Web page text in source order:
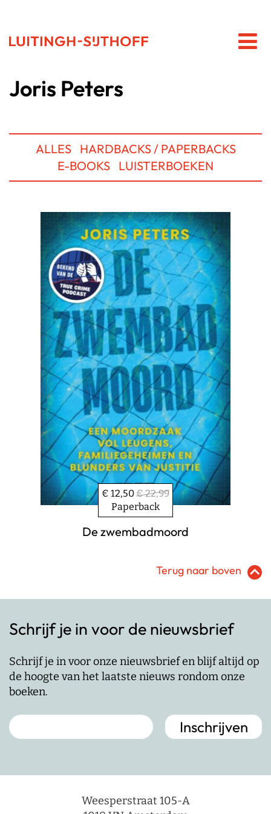
Joris Peters
ALLES
HARDBACKS / PAPERBACKS
E-BOOKS LUISTERBOEKEN
€ 12,50€ 22,99
Paperback
De zwembadmoord
Terug naar boven
Schrijf je in voor de nieuwsbrief
Schrijf je in voor onze nieuwsbrief en blijf altijd op
de hoogte van het laatste nieuws rondom onze
boeken.
Weesperstraat 105-A